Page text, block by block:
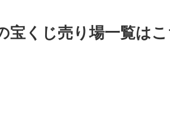
宝くじ売り場一覧は